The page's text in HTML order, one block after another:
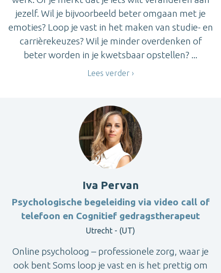
jezelf. Wil je bijvoorbeeld beter omgaan met je
emoties? Loop je vast in het maken van studie- en
carrièrekeuzes? Wil je minder overdenken of
beter worden in je kwetsbaar opstellen? ...
Lees verder
Iva Pervan
Psychologische begeleiding via video call of
telefoon en Cognitief gedragstherapeut
Utrecht - (UT)
Online psycholoog – professionele zorg, waar je
ook bent Soms loop je vast en is het prettig om